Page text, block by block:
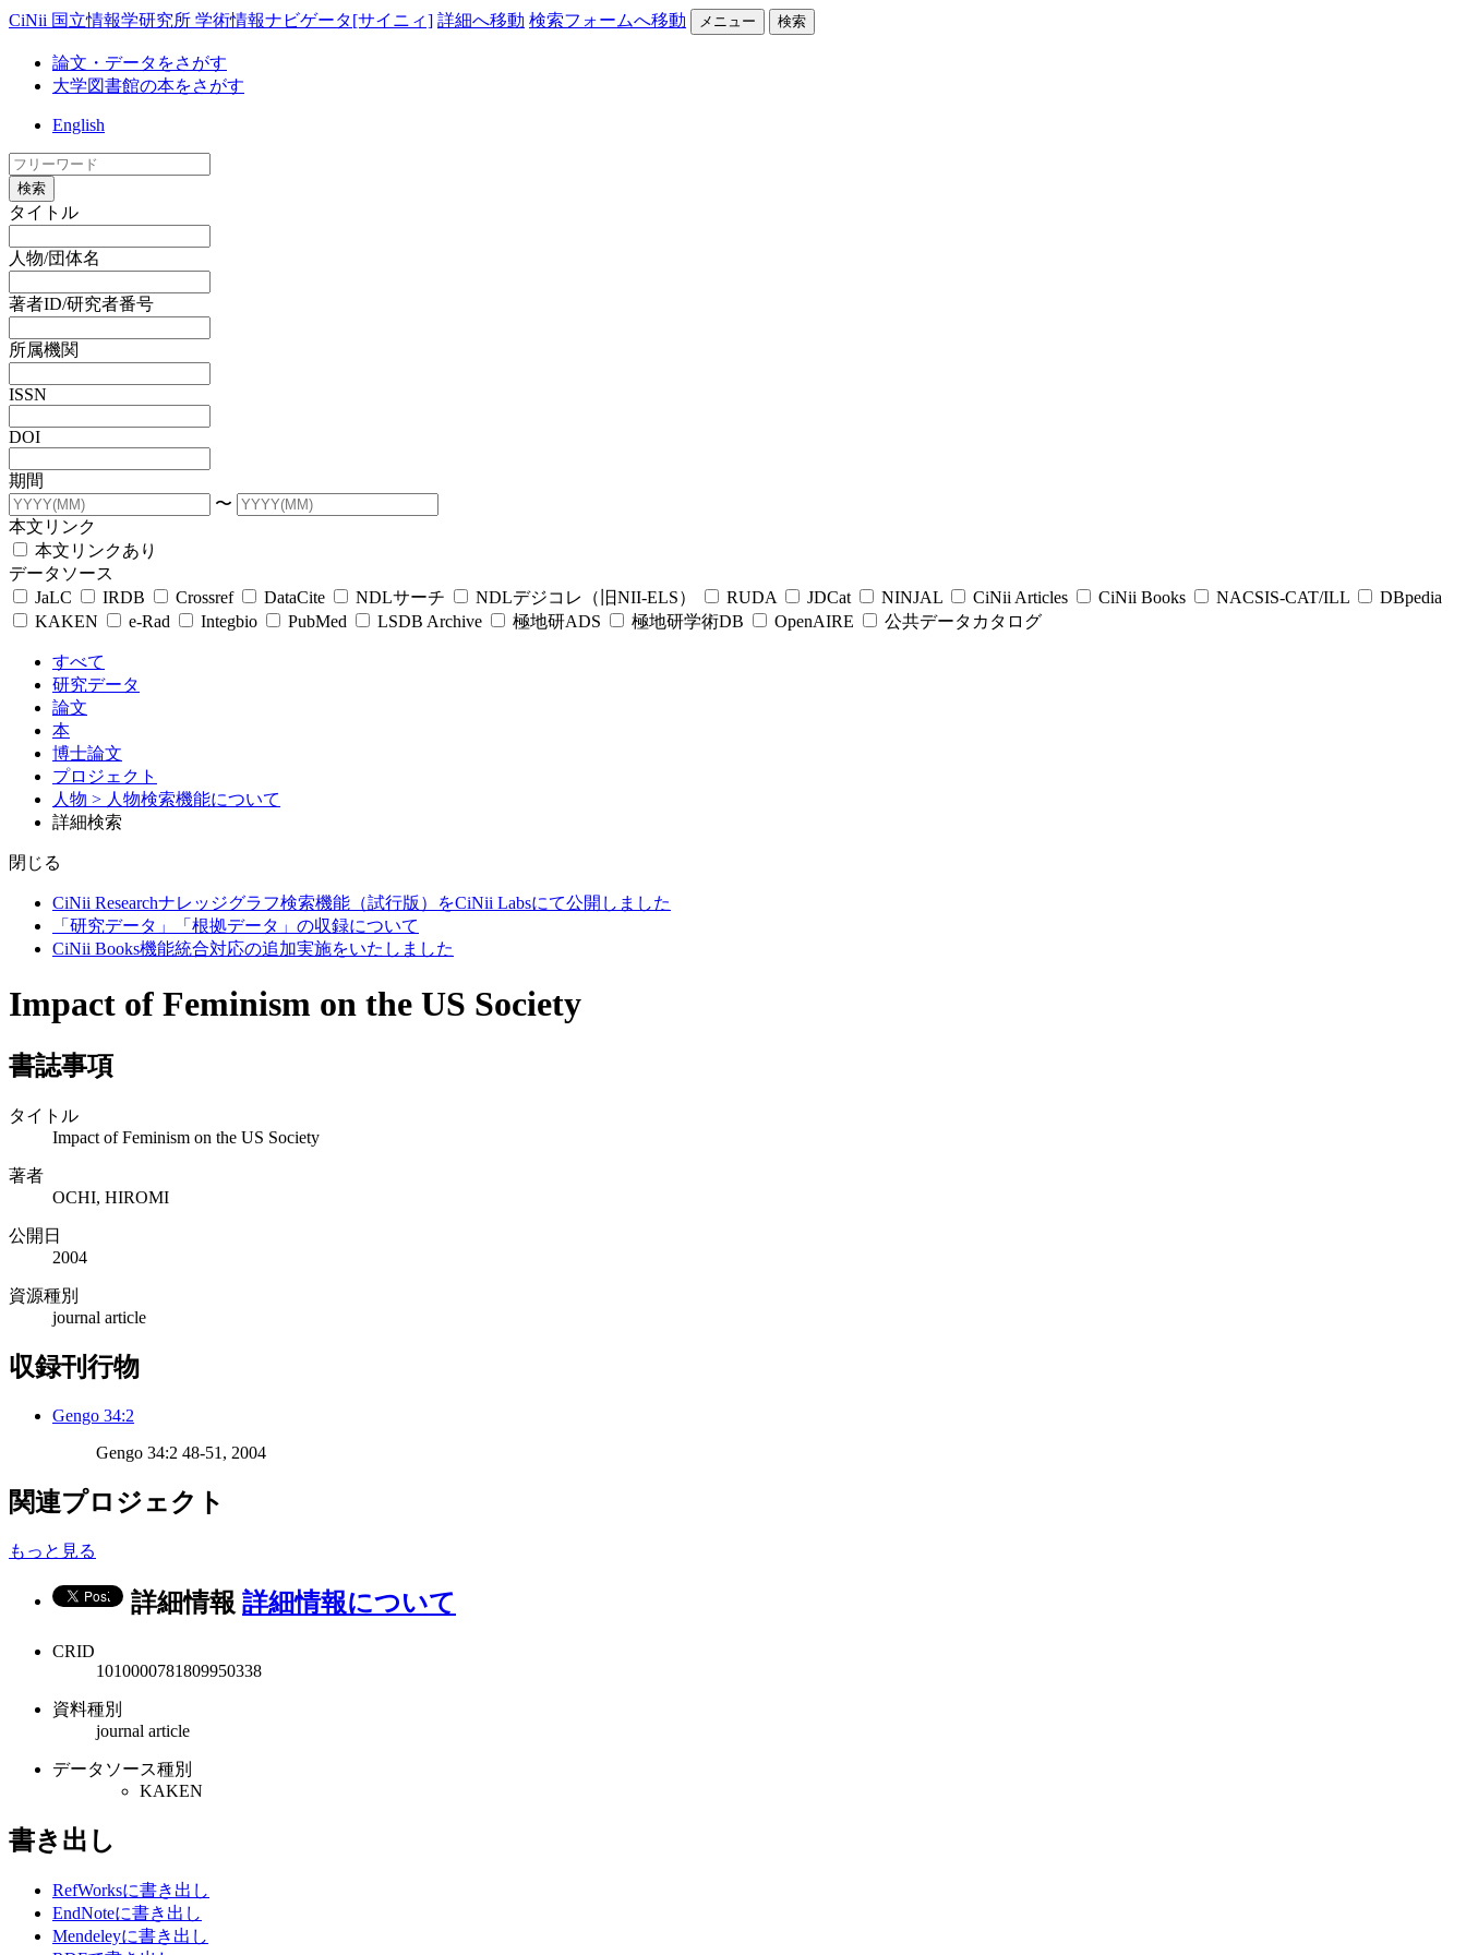
CiNii 国立情報学研究所 学術情報ナビゲータ[サイニィ] 詳細へ移動 検索フォームへ移動 メニュー 検索
論文・データをさがす
大学図書館の本をさがす
English
検索
タイトル
人物/団体名
著者ID/研究者番号
所属機関
ISSN
DOI
期間
〜
本文リンク
本文リンクあり
データソース
JaLC
IRDB Crossref DataCite NDLサーチ NDLデジコレ（旧NII-ELS） RUDA JDCat NINJAL CiNii Articles CiNii Books NACSIS-CAT/ILL
DBpedia
KAKEN
e-Rad Integbio PubMed LSDB Archive 極地研ADS 極地研学術DB OpenAIRE 公共データカタログ
すべて
研究データ
論文
本
博士論文
プロジェクト
人物 > 人物検索機能について
詳細検索
閉じる
CiNii Researchナレッジグラフ検索機能（試行版）をCiNii Labsにて公開しました
「研究データ」「根拠データ」の収録について
CiNii Books機能統合対応の追加実施をいたしました
Impact of Feminism on the US Society
書誌事項
タイトル
Impact of Feminism on the US Society
著者
OCHI, HIROMI
公開日
2004
資源種別
journal article
収録刊行物
Gengo 34:2
Gengo 34:2 48-51, 2004
関連プロジェクト
もっと見る
詳細情報 詳細情報について
CRID
1010000781809950338
資料種別
journal article
データソース種別
KAKEN
書き出し
RefWorksに書き出し
EndNoteに書き出し
Mendeleyに書き出し